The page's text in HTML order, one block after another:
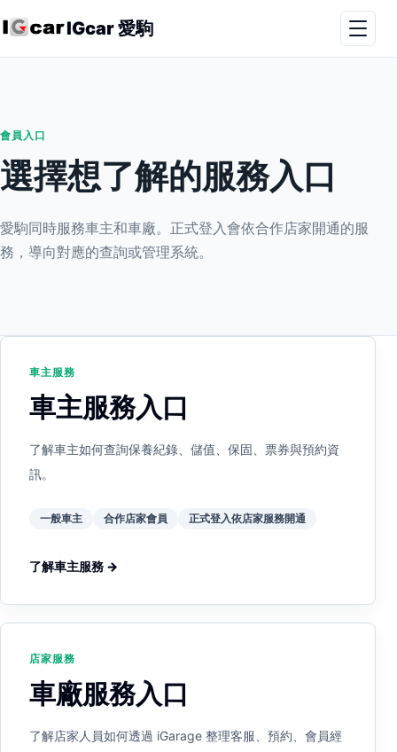
IGcar 愛駒
會員入口
選擇想了解的服務入口
愛駒同時服務車主和車廠。正式登入會依合作店家開通的服
務，導向對應的查詢或管理系統。
車主服務
車主服務入口
了解車主如何查詢保養紀錄、儲值、保固、票券與預約資
訊。
一般車主 合作店家會員 正式登入依店家服務開通
了解車主服務 →
店家服務
車廠服務入口
了解店家人員如何透過 iGarage 整理客服、預約、會員經